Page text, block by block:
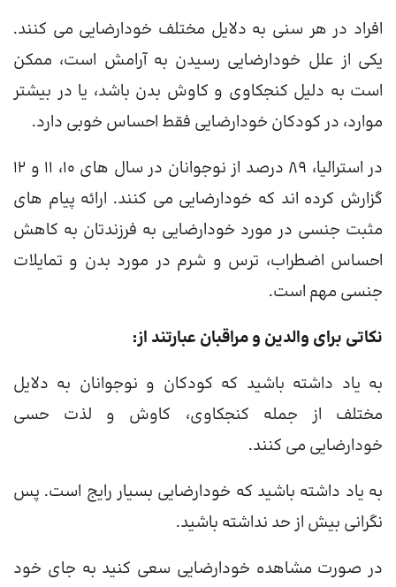
افراد در هر سنی به دلایل مختلف خودارضایی می کنند.
یکی از علل خودارضایی رسیدن به آرامش است، ممکن
است به دلیل کنجکاوی و کاوش بدن باشد، یا در بیشتر
موارد، در کودکان خودارضایی فقط احساس خوبی دارد.
در استرالیا، 89 درصد از نوجوانان در سال های 10، 11 و 12
گزارش کرده اند که خودارضایی می کنند. ارائه پیام های
مثبت جنسی در مورد خودارضایی به فرزندتان به کاهش
احساس اضطراب، ترس و شرم در مورد بدن و تمایلات
جنسی مهم است.
نکاتی برای والدین و مراقبان عبارتند از:
به یاد داشته باشید که کودکان و نوجوانان به دلایل
مختلف از جمله کنجکاوی، کاوش و لذت حسی
خودارضایی می کنند.
به یاد داشته باشید که خودارضایی بسیار رایج است. پس
نگرانی بیش از حد نداشته باشید.
در صورت مشاهده خودارضایی سعی کنید به جای خود